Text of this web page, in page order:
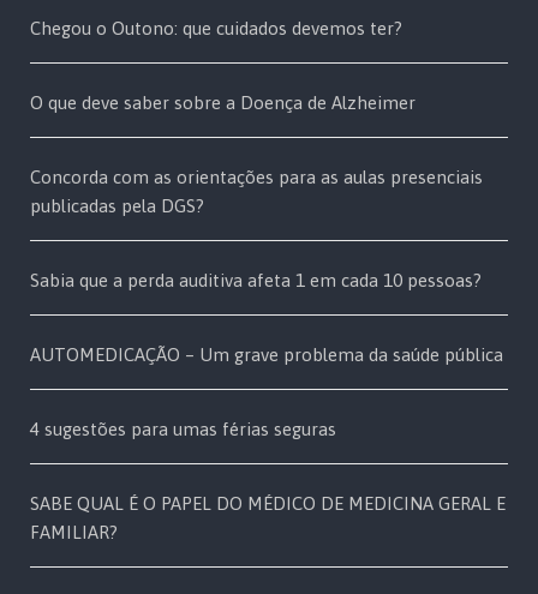
Chegou o Outono: que cuidados devemos ter?
O que deve saber sobre a Doença de Alzheimer
Concorda com as orientações para as aulas presenciais
publicadas pela DGS?
Sabia que a perda auditiva afeta 1 em cada 10 pessoas?
AUTOMEDICAÇÃO – Um grave problema da saúde pública
4 sugestões para umas férias seguras
SABE QUAL É O PAPEL DO MÉDICO DE MEDICINA GERAL E
FAMILIAR?